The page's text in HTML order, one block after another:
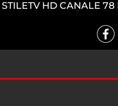
STILETV HD CANALE 78